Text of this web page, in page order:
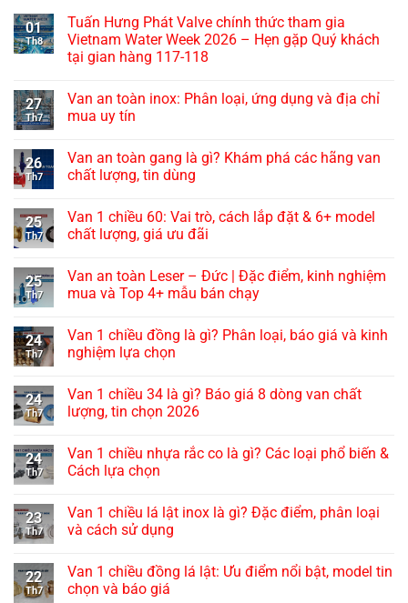
01
Th8
Tuấn Hưng Phát Valve chính thức tham gia
Vietnam Water Week 2026 – Hẹn gặp Quý khách
tại gian hàng 117-118
27
Th7
Van an toàn inox: Phân loại, ứng dụng và địa chỉ
mua uy tín
26
Th7
Van an toàn gang là gì? Khám phá các hãng van
chất lượng, tin dùng
25
Th7
Van 1 chiều 60: Vai trò, cách lắp đặt & 6+ model
chất lượng, giá ưu đãi
25
Th7
Van an toàn Leser – Đức | Đặc điểm, kinh nghiệm
mua và Top 4+ mẫu bán chạy
24
Th7
Van 1 chiều đồng là gì? Phân loại, báo giá và kinh
nghiệm lựa chọn
24
Th7
Van 1 chiều 34 là gì? Báo giá 8 dòng van chất
lượng, tin chọn 2026
24
Th7
Van 1 chiều nhựa rắc co là gì? Các loại phổ biến &
Cách lựa chọn
23
Th7
Van 1 chiều lá lật inox là gì? Đặc điểm, phân loại
và cách sử dụng
22
Th7
Van 1 chiều đồng lá lật: Ưu điểm nổi bật, model tin
chọn và báo giá